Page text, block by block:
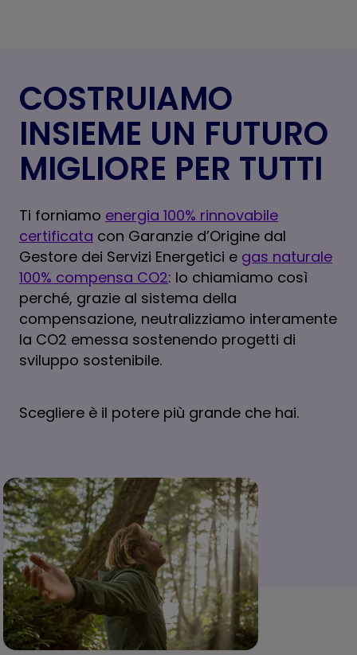
COSTRUIAMO
INSIEME UN FUTURO
MIGLIORE PER TUTTI
Ti forniamo energia 100% rinnovabile
certificata con Garanzie d’Origine dal
Gestore dei Servizi Energetici e gas naturale
100% compensa CO2: lo chiamiamo così
perché, grazie al sistema della
compensazione, neutralizziamo interamente
la CO2 emessa sostenendo progetti di
sviluppo sostenibile.
Scegliere è il potere più grande che hai.